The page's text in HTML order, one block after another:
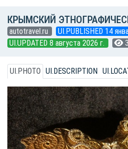
КРЫМСКИЙ
autotravel.ru
UI.PUBLISHED 14
UI.UPDATED 8 августа 2026 г.
UI.PHOTO UI.DESCRIPTION